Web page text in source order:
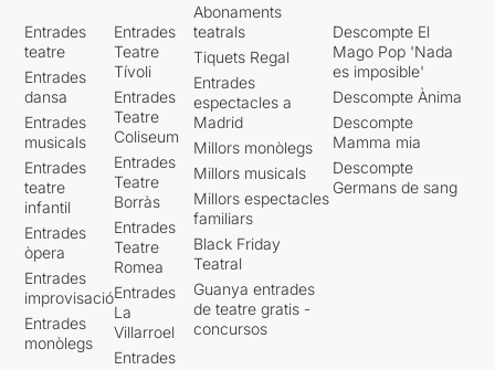
Entrades
teatre
Entrades
dansa
Entrades
musicals
Entrades
teatre
infantil
Entrades
òpera
Entrades
improvisació
Entrades
monòlegs
Entrades
Teatre
Tívoli
Entrades
Teatre
Coliseum
Entrades
Teatre
Borràs
Entrades
Teatre
Romea
Entrades
La
Villarroel
Entrades
Abonaments
teatrals
Tiquets Regal
Entrades
espectacles a
Madrid
Millors monòlegs
Millors musicals
Millors espectacles
familiars
Black Friday
Teatral
Guanya entrades
de teatre gratis -
concursos
Descompte El
Mago Pop 'Nada
es imposible'
Descompte Ànima
Descompte
Mamma mia
Descompte
Germans de sang